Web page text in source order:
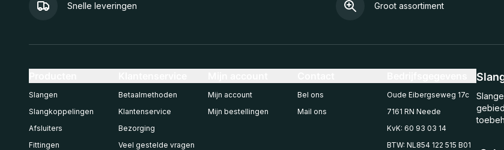
Snelle leveringen Groot assortiment
Slangen
Slangkoppelingen
Afsluiters
Fittingen
Betaalmethoden
Klantenservice
Bezorging
Veel gestelde vragen
Mijn account
Mijn bestellingen
Bel ons
Mail ons
Oude Eibergseweg 17c
7161 RN Neede
KvK: 60 93 03 14
BTW: NL854 122 515 B01